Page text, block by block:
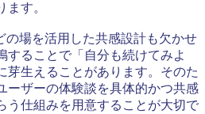
す。
の場を活用した共感設計も欠かせ
することで「自分も続けてみよ
芽生えることがあります。そのた
ーザーの体験談を具体的かつ共感
う仕組みを用意することが大切で